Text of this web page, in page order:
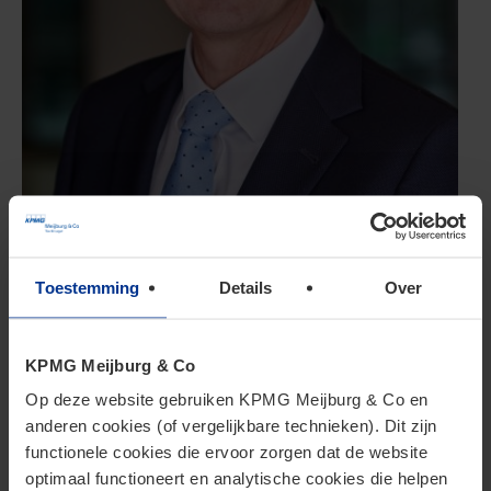
Toestemming Details Over
KPMG Meijburg & Co
Op deze website gebruiken KPMG Meijburg & Co en
anderen cookies (of vergelijkbare technieken). Dit zijn
functionele cookies die ervoor zorgen dat de website
optimaal functioneert en analytische cookies die helpen
Jurgen Stormmesand
Jurgen is partner bij Meijburg & Co en heeft meer
dan twintig jaar ervaring in de People Services-
praktijk. Daarbij levert hij een compleet scala aan
diensten op het gebied van internationale mobiliteit